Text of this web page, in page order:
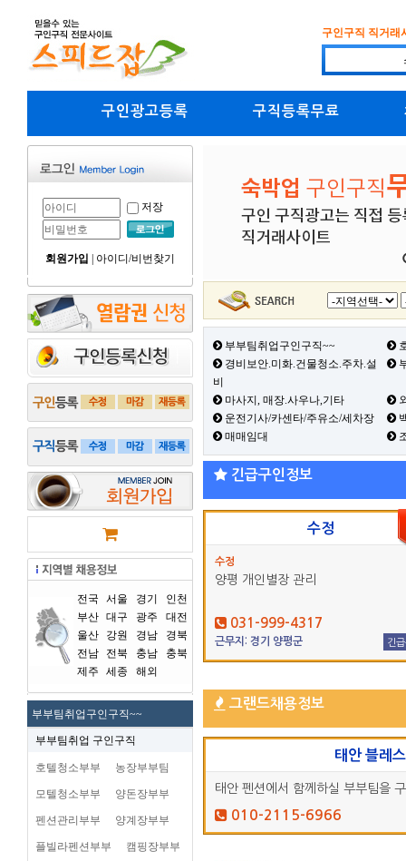
구인구직 직거래
구인광고등록 구직등록무료
저장
회원가입 아이디/비번찾기
전국 서울 경기
인천
부산 대구 광주
대전
울산
강원 경남
경북
전남
전북 충남
충북
제주
세종 해외
부부팀취업구인구직~~
부부팀취업 구인구직
호텔청소부부 농장부부팀
모텔청소부부 양돈장부부
펜션관리부부 양계장부부
플빌라펜션부부 캠핑장부부
부부팀취업구인구직~~
경비보안.미화.건물청소.주차.설
비
마사지, 매장.사우나,기타
운전기사/카센타/주유소/세차장
매매임대
긴급구인정보
수정
수정
양평 개인별장 관리
031-999-4317
근무지: 경기 양평군 긴
그랜드채용정보
태안 블레
태안 펜션에서 함께하실 부부팀을
010-2115-6966